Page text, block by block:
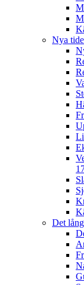
Nya
Det